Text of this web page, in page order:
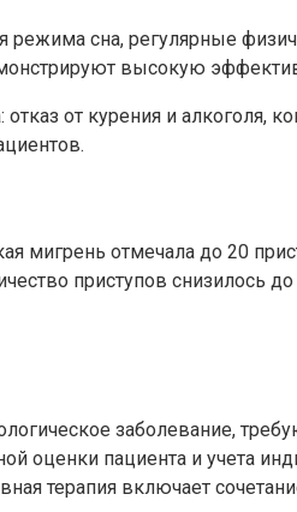
сна, регулярные
высокую
от курения и алкоголя,
мигрень отмечала до 20
приступов
заболевание,
оценки пациента и учета
терапия включает